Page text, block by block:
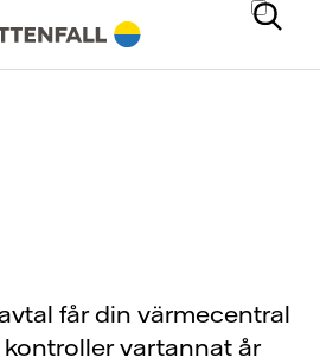
får din värmecentral
vartannat år